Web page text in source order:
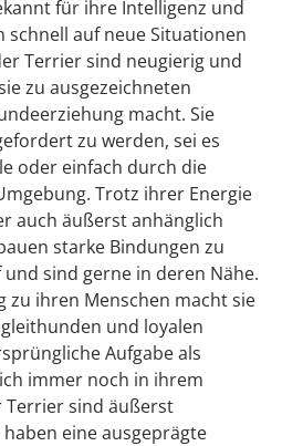
für ihre Intelligenz und
schnell auf neue Situationen
Terrier sind neugierig und
zu ausgezeichneten
macht. Sie
zu werden, sei es
oder einfach durch die
Trotz ihrer Energie
auch äußerst anhänglich
starke Bindungen zu
sind gerne in deren Nähe.
zu ihren Menschen macht sie
und loyalen
Aufgabe als
immer noch in ihrem
Terrier sind äußerst
eine ausgeprägte